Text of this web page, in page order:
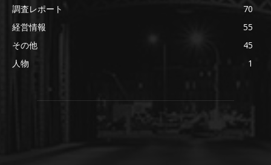
調査レポート
70
経営情報
55
その他
45
人物
1